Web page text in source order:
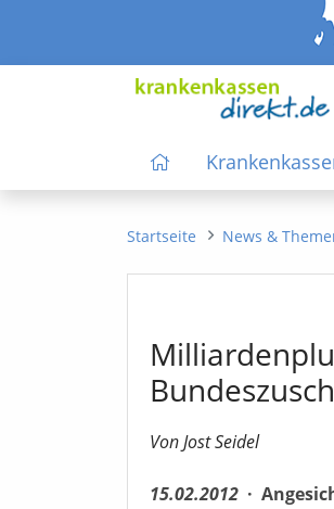
Startseite News &
Von Jost Seidel
15.02.2012 ·